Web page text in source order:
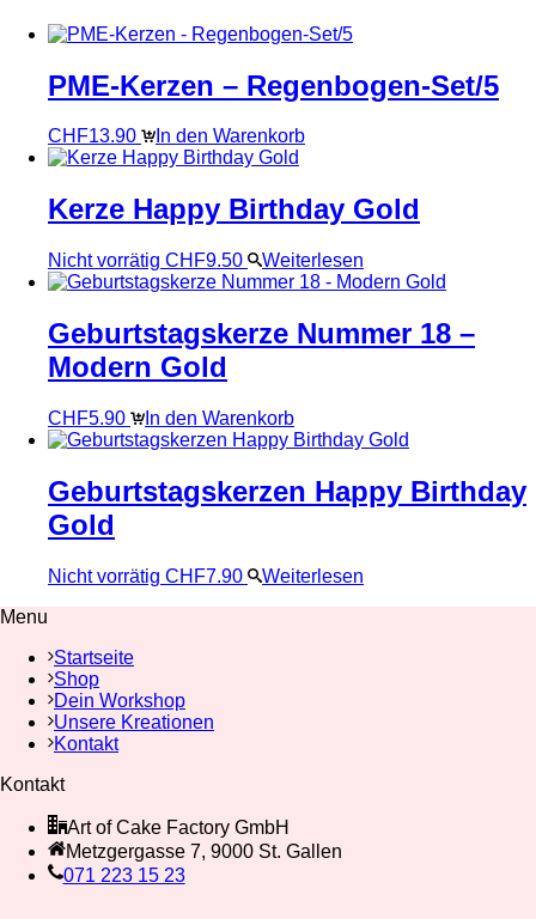
PME-Kerzen – Regenbogen-Set/5
CHF13.90 In den Warenkorb
Kerze Happy Birthday Gold
Nicht vorrätig CHF9.50 Weiterlesen
Geburtstagskerze Nummer 18 –
Modern Gold
CHF5.90 In den Warenkorb
Geburtstagskerzen Happy Birthday
Gold
Nicht vorrätig CHF7.90
Weiterlesen
Menu
Startseite
Shop
Dein Workshop
Unsere Kreationen
Kontakt
Kontakt
Art of Cake Factory GmbH
Metzgergasse 7, 9000 St. Gallen
071 223 15 23